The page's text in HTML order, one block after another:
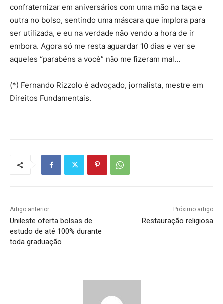
confraternizar em aniversários com uma mão na taça e
outra no bolso, sentindo uma máscara que implora para
ser utilizada, e eu na verdade não vendo a hora de ir
embora. Agora só me resta aguardar 10 dias e ver se
aqueles “parabéns a você” não me fizeram mal…
(*) Fernando Rizzolo é advogado, jornalista, mestre em
Direitos Fundamentais.
Artigo anterior
Unileste oferta bolsas de
estudo de até 100% durante
toda graduação
Próximo artigo
Restauração religiosa